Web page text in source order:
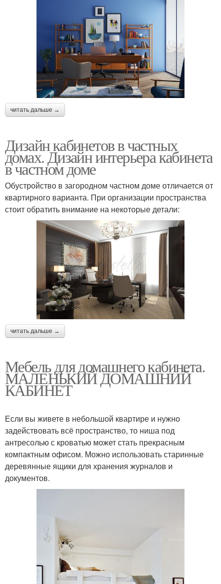
читать дальше →
Дизайн кабинетов в частных
домах. Дизайн интерьера кабинета
в частном доме
Обустройство в загородном частном доме отличается от
квартирного варианта. При организации пространства
стоит обратить внимание на некоторые детали:
читать дальше →
Мебель для домашнего кабинета.
МАЛЕНЬКИЙ ДОМАШНИЙ
КАБИНЕТ
Если вы живете в небольшой квартире и нужно
задействовать всё пространство, то ниша под
антресолью с кроватью может стать прекрасным
компактным офисом. Можно использовать старинные
деревянные ящики для хранения журналов и
документов.